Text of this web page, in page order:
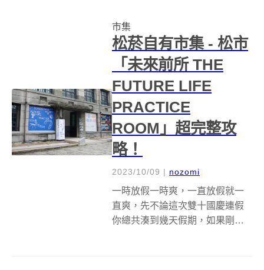
今年以「港口摩登」為主題，介
紹基...
市集
松菸自有市集 - 松市
「未來前所 THE
FUTURE LIFE
PRACTICE
ROOM」超完整攻
略！
2023/10/09 | nozomi
一時放假一時爽，一直放假就一
直爽，先不論這次雙十國慶連假
你總共湊到幾天假期，如果剛好